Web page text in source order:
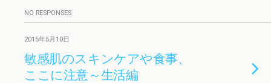
NO RESPONSES
2015年5月10日
敏感肌のスキンケアや食事、
ここに注意～生活編